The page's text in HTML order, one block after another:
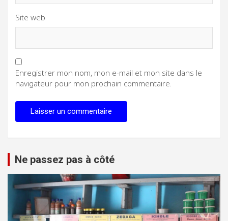
Site web
Enregistrer mon nom, mon e-mail et mon site dans le
navigateur pour mon prochain commentaire.
Ne passez pas à côté